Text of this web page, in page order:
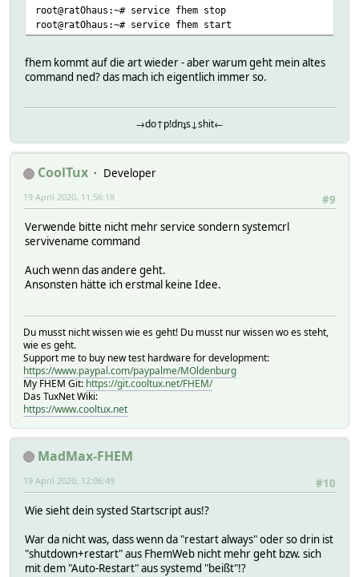
root@ratOhaus:~# service fhem stop
root@ratOhaus:~# service fhem start
fhem kommt auf die art wieder - aber warum geht mein altes
command ned? das mach ich eigentlich immer so.
→do↑p!dnʇs↓shit←
CoolTux
Developer
#9
19 April 2020, 11:56:18
Verwende bitte nicht mehr service sondern systemcrl
servivename command
Auch wenn das andere geht.
Ansonsten hätte ich erstmal keine Idee.
Du musst nicht wissen wie es geht! Du musst nur wissen wo es steht,
wie es geht.
Support me to buy new test hardware for development:
https://www.paypal.com/paypalme/MOldenburg
My FHEM Git: https://git.cooltux.net/FHEM/
Das TuxNet Wiki:
https://www.cooltux.net
MadMax-FHEM
#10
19 April 2020, 12:06:49
Wie sieht dein systed Startscript aus!?
War da nicht was, dass wenn da "restart always" oder so drin ist
"shutdown+restart" aus FhemWeb nicht mehr geht bzw. sich
mit dem "Auto-Restart" aus systemd "beißt"!?